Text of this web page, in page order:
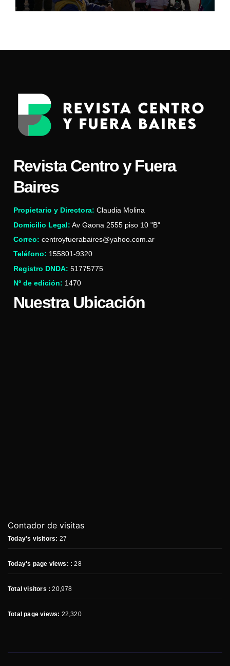
Revista Centro y Fuera
Baires
Propietario y Directora: Claudia Molina
Domicilio Legal: Av Gaona 2555 piso 10 "B"
Correo: centroyfuerabaires@yahoo.com.ar
Teléfono: 155801-9320
Registro DNDA: 51775775
Nº de edición: 1470
Nuestra Ubicación
Contador de visitas
Today's visitors: 27
Today's page views: :28
Total visitors :20,978
Total page views: 22,320